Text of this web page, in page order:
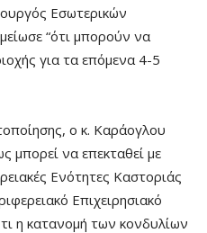
Εσωτερικών
“ότι μπορούν να
για τα επόμενα 4-5
ο κ. Καράογλου
μπορεί να επεκταθεί με
Ενότητες Καστοριάς
Επιχειρησιακό
η κατανομή των κονδυλίων